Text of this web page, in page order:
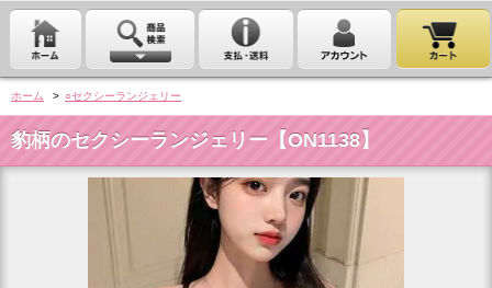
ホーム > ○セクシーランジェリー
豹柄のセクシーランジェリー【ON1138】